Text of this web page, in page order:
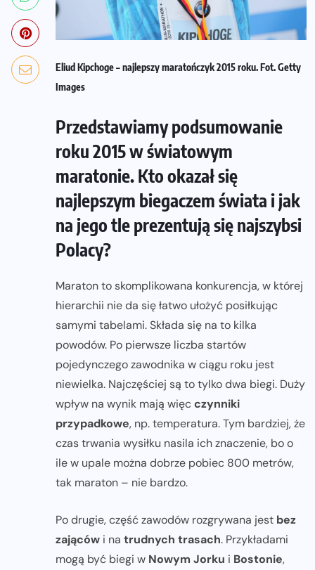
Eliud Kipchoge – najlepszy maratończyk 2015 roku. Fot. Getty
Images
Przedstawiamy podsumowanie
roku 2015 w światowym
maratonie. Kto okazał się
najlepszym biegaczem świata i jak
na jego tle prezentują się najszybsi
Polacy?
Maraton to skomplikowana konkurencja, w której
hierarchii nie da się łatwo ułożyć posiłkując
samymi tabelami. Składa się na to kilka
powodów. Po pierwsze liczba startów
pojedynczego zawodnika w ciągu roku jest
niewielka. Najczęściej są to tylko dwa biegi. Duży
wpływ na wynik mają więcczynniki
przypadkowe, np. temperatura. Tym bardziej, że
czas trwania wysiłku nasila ich znaczenie, bo o
ile w upale można dobrze pobiec 800 metrów,
tak maraton – nie bardzo.
Po drugie, część zawodów rozgrywana jest bez
zająców i na trudnych trasach. Przykładami
mogą być biegi w Nowym Jorku i Bostonie,